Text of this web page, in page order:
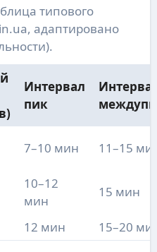
типового
адаптировано
Интервал
пик
7–10 мин 11–15
10–12
мин
15 мин
12 мин 15–20